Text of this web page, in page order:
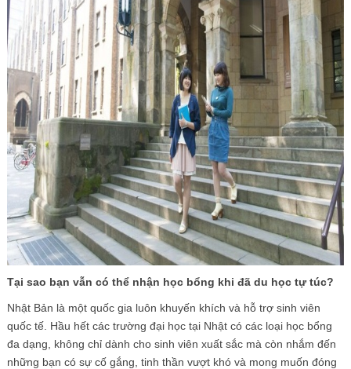
Tại sao bạn vẫn có thể nhận học bổng khi đã du học tự túc?
Nhật Bản là một quốc gia luôn khuyến khích và hỗ trợ sinh viên
quốc tế. Hầu hết các trường đại học tại Nhật có các loại học bổng
đa dạng, không chỉ dành cho sinh viên xuất sắc mà còn nhắm đến
những bạn có sự cố gắng, tinh thần vượt khó và mong muốn đóng